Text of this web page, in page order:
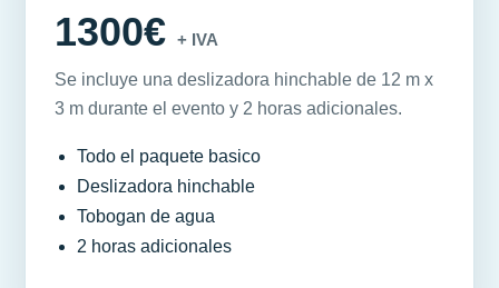
1300€+ IVA
Se incluye una deslizadora hinchable de 12 m x
3 m durante el evento y 2 horas adicionales.
Todo el paquete basico
Deslizadora hinchable
Tobogan de agua
2 horas adicionales